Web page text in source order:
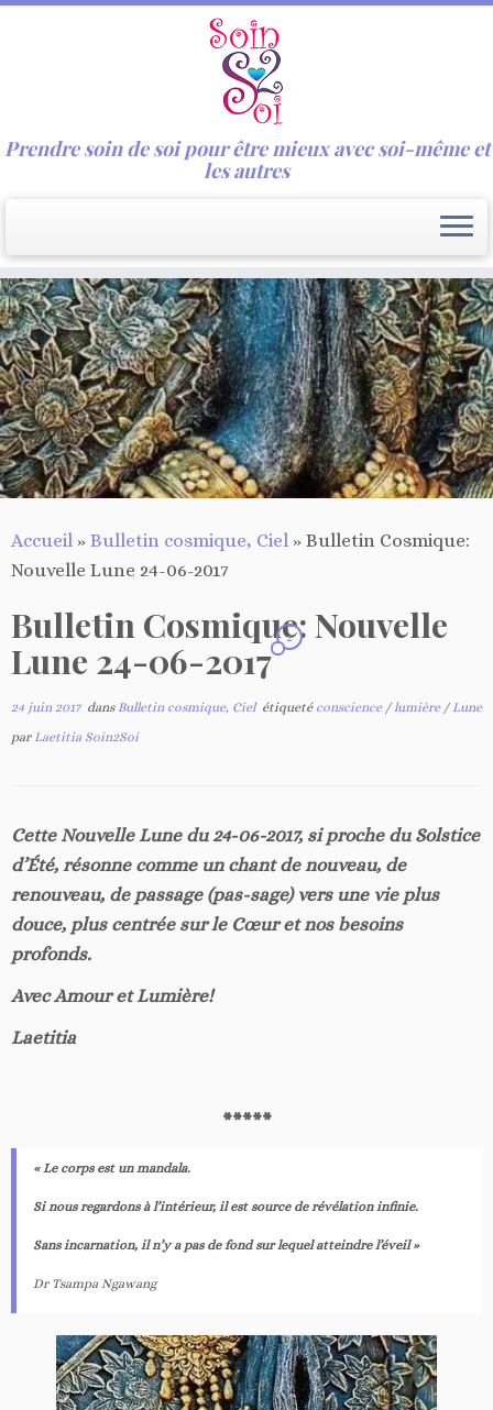
Passer
au
contenu
Prendre soin de soi pour être mieux avec soi-même et
les autres
Accueil » Bulletin cosmique, Ciel » Bulletin Cosmique:
Nouvelle Lune 24-06-2017
Bulletin Cosmique: Nouvelle
Lune 24-06-2017
2
24 juin 2017dans Bulletin cosmique, Ciel étiqueté conscience /lumière / Lune
par Laetitia Soin2Soi
Cette Nouvelle Lune du 24-06-2017, si proche du Solstice
d’Été, résonne comme un chant de nouveau, de
renouveau, de passage (pas-sage) vers une vie plus
douce, plus centrée sur le Cœur et nos besoins
profonds.
Avec Amour et Lumière!
Laetitia
*****
« Le corps est un mandala.
Si nous regardons à l’intérieur, il est source de révélation infinie.
Sans incarnation, il n’y a pas de fond sur lequel atteindre l’éveil »
Dr Tsampa Ngawang